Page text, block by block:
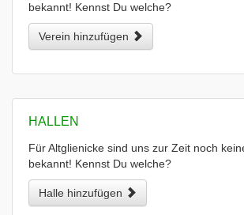
bekannt! Kennst Du welche?
Verein hinzufügen
HALLEN
Für Altglienicke sind uns zur Zeit noch
bekannt! Kennst Du welche?
Halle hinzufügen